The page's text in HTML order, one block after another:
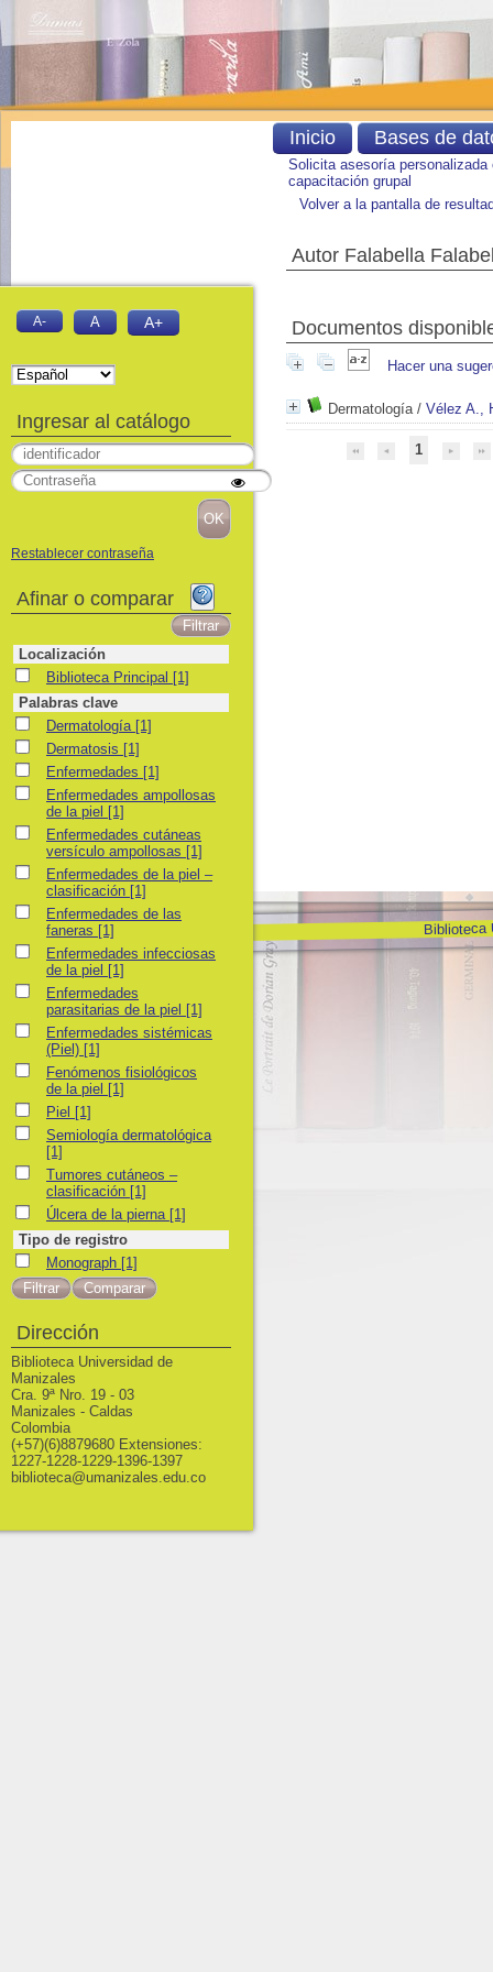
Solicita asesoría personalizada
capacitación grupal
Volver a la pantalla de
Autor Falabella
Documentos
Hacer una
Dermatología/ Vélez A.,
1
Biblioteca
Inicio Bases de
A- A A+
Ingresar al catálogo
Restablecer contraseña
Afinar o comparar
Localización
Biblioteca Principal
Biblioteca Principal [1]
Palabras clave
Dermatología
Dermatología [1]
Dermatosis
Dermatosis [1]
Enfermedades
Enfermedades [1]
Enfermedades ampollosas de la piel
Enfermedades ampollosas
de la piel [1]
Enfermedades cutáneas versículo ampollosas
Enfermedades cutáneas
versículo ampollosas [1]
Enfermedades de la piel – clasificación
Enfermedades de la piel –
clasificación [1]
Enfermedades de las faneras
Enfermedades de las
faneras [1]
Enfermedades infecciosas de la piel
Enfermedades infecciosas
de la piel [1]
Enfermedades parasitarias de la piel
Enfermedades
parasitarias de la piel [1]
Enfermedades sistémicas (Piel)
Enfermedades sistémicas
(Piel) [1]
Fenómenos fisiológicos de la piel
Fenómenos fisiológicos
de la piel [1]
Piel
Piel [1]
Semiología dermatológica
Semiología dermatológica
[1]
Tumores cutáneos – clasificación
Tumores cutáneos –
clasificación [1]
Úlcera de la pierna
Úlcera de la pierna [1]
Tipo de registro
Monograph
Monograph [1]
Dirección
Biblioteca Universidad de
Manizales
Cra. 9ª Nro. 19 - 03
Manizales - Caldas
Colombia
(+57)(6)8879680 Extensiones:
1227-1228-1229-1396-1397
biblioteca@umanizales.edu.co